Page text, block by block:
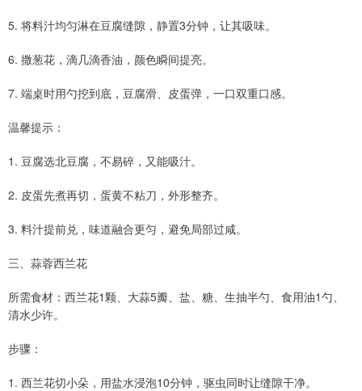
5. 将料汁均匀淋在豆腐缝隙，静置3分钟，让其吸味。
6. 撒葱花，滴几滴香油，颜色瞬间提亮。
7. 端桌时用勺挖到底，豆腐滑、皮蛋弹，一口双重口感。
温馨提示：
1. 豆腐选北豆腐，不易碎，又能吸汁。
2. 皮蛋先煮再切，蛋黄不粘刀，外形整齐。
3. 料汁提前兑，味道融合更匀，避免局部过咸。
三、蒜蓉西兰花
所需食材：西兰花1颗、大蒜5瓣、盐、糖、生抽半勺、食用油1勺、
清水少许。
步骤：
1. 西兰花切小朵，用盐水浸泡10分钟，驱虫同时让缝隙干净。